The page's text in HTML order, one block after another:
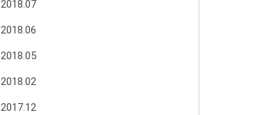
2018.07
2018.06
2018.05
2018.02
2017.12